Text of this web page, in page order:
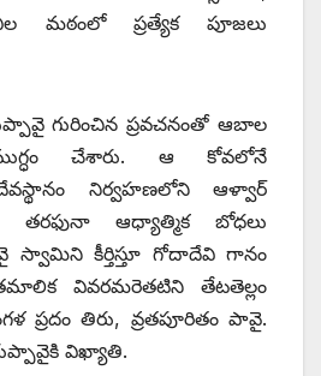
మఠంలో ప్రత్యేక పూజలు
గురించిన ప్రవచనంతో ఆబాల
చేశారు. ఆ కోవలోనే
నిర్వహణలోని ఆళ్వార్‌
తరఫునా ఆధ్యాత్మిక బోధలు
స్వామిని కీర్తిస్తూ గోదాదేవి గానం
వివరమరెతటిని తేటతెల్లం
ప్రదం తిరు, వ్రతపూరితం పావై.
విఖ్యాతి.